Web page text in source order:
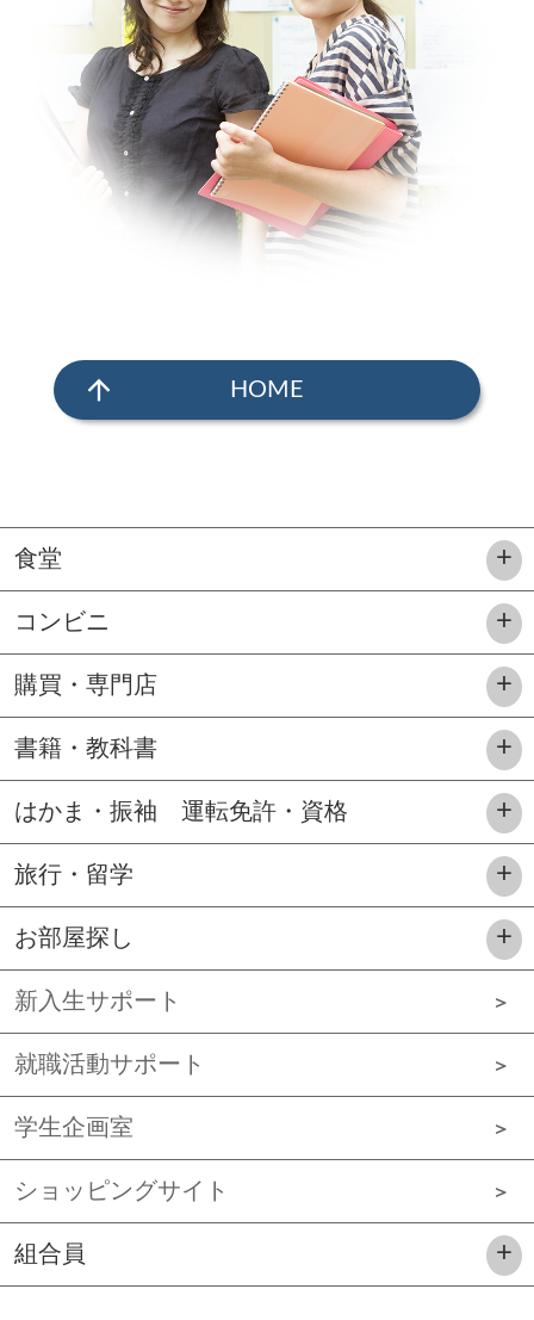
arrow_upward HOME
食堂
コンビニ
購買・専門店
書籍・教科書
はかま・振袖 運転免許・資格
旅行・留学
お部屋探し
新入生サポート
就職活動サポート
学生企画室
ショッピングサイト
組合員